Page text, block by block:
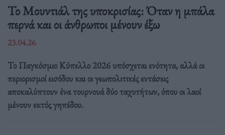
Το Μουντιάλ της υποκρισίας: Όταν η μπάλα
περνά και οι άνθρωποι μένουν έξω
23.04.26
Το Παγκόσμιο Κύπελλο 2026 υπόσχεται ενότητα, αλλά οι
περιορισμοί εισόδου και οι γεωπολιτικές εντάσεις
αποκαλύπτουν ένα τουρνουά δύο ταχυτήτων, όπου οι λαοί
μένουν εκτός γηπέδου.